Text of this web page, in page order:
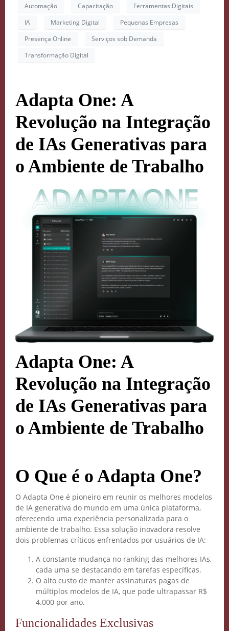
Automação Capacitação
Ferramentas Digitais
IA
Marketing Digital
Pequenas Empresas
Presença Online
Serviços sob Demanda
Transformação Digital
Adapta One: A
Revolução na Integração
de IAs Generativas para
o Ambiente de Trabalho
Adapta One: A
Revolução na Integração
de IAs Generativas para
o Ambiente de Trabalho
O Que é o Adapta One?
O Adapta One é pioneiro em reunir os melhores modelos
de IA generativa do mundo em uma única plataforma,
oferecendo uma experiência personalizada para o
ambiente de trabalho. Essa solução inovadora resolve
dois problemas críticos enfrentados por usuários de IA:
A constante mudança no ranking das melhores IAs,
cada uma se destacando em tarefas específicas.
O alto custo de manter assinaturas pagas de
múltiplos modelos de IA, que pode ultrapassar R$
4.000 por ano.
Funcionalidades Exclusivas